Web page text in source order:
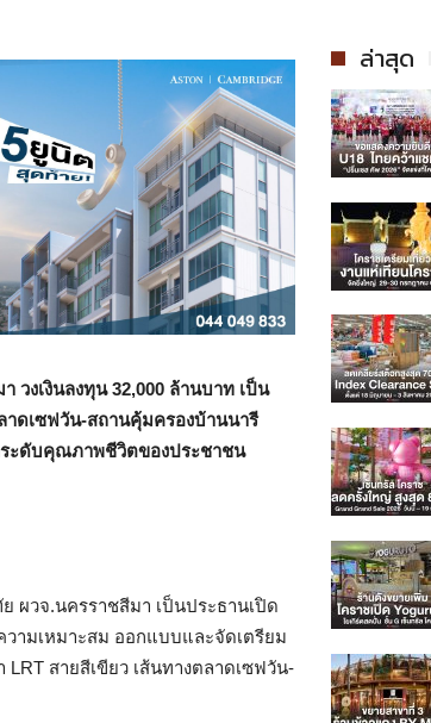
วงเงินลงทุน 32,000 ล้านบาท เป็น
าดเซฟวัน-สถานคุ้มครองบ้านนารี
ระดับคุณภาพชีวิตของประชาชน
ผวจ.นครราชสีมา เป็นประธานเปิด
ามเหมาะสม ออกแบบและจัดเตรียม
สายสีเขียว เส้นทางตลาดเซฟวัน-
ล่าสุด